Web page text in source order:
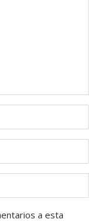
a esta